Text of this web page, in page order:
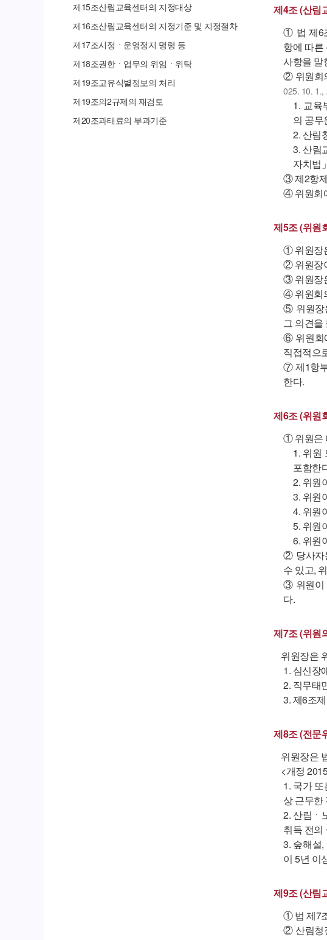
제15조산림교육센터의 지정대상
제16조산림교육센터의 지정기준 및 지정절차
제17조시정ㆍ운영정지 명령 등
제18조권한ㆍ업무의 위임ㆍ위탁
제19조고유식별정보의 처리
제19조의2규제의 재검토
제20조과태료의 부과기준
제4조 (산림
① 법 제6
항에 따른
사항을 말
② 위원회
025. 10. 1.,
1. 교육
의 공무
2. 산림
3. 산림
자치법
③ 제2항
④ 위원회
제5조 (위원
① 위원장
② 위원장
③ 위원장
④ 위원회
⑤ 위원장
그 의견을
⑥ 위원회
직접적으
⑦ 제1항
한다.
제6조 (위원
① 위원은
1. 위원
포함한
2. 위원
3. 위원
4. 위원
5. 위원
6. 위원
② 당사자
수 있고,
③ 위원이
다.
제7조 (위원
위원장은
1. 심신장
2. 직무태
3. 제6조
제8조 (전문
위원장은
<개정
1. 국가
상 근무한
2. 산림ㆍ
취득 전의
3. 숲해설
이 5년 이
제9조 (산림
① 법 제7
② 산림청